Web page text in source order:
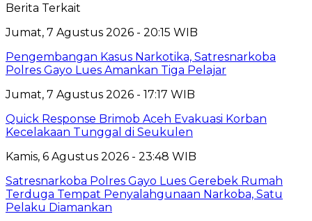
Berita Terkait
Jumat, 7 Agustus 2026 - 20:15 WIB
Pengembangan Kasus Narkotika, Satresnarkoba
Polres Gayo Lues Amankan Tiga Pelajar
Jumat, 7 Agustus 2026 - 17:17 WIB
Quick Response Brimob Aceh Evakuasi Korban
Kecelakaan Tunggal di Seukulen
Kamis, 6 Agustus 2026 - 23:48 WIB
Satresnarkoba Polres Gayo Lues Gerebek Rumah
Terduga Tempat Penyalahgunaan Narkoba, Satu
Pelaku Diamankan